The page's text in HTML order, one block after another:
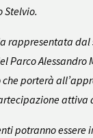
Stelvio.
rappresentata
Parco Alessandro
porterà
attiva
potranno essere